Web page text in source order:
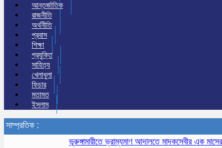
আন্তর্জাতিক
রাজনীতি
অর্থনীতি
প্রবাস
শিক্ষা
প্রযুক্তি
সাহিত্য
খেলাধুলা
ফিচার
মতামত
ইসলাম
সাম্প্রতিক :
ভূরুঙ্গামারীতে ভ্রাম্যমাণ আদালতে মাদকসেবীর এক মাসের